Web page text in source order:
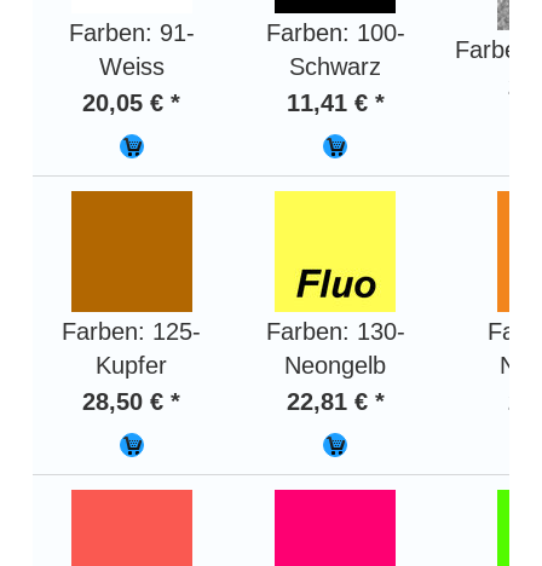
Farben: 91-
Weiss
20,05 € *
Farben: 100-
Schwarz
11,41 € *
Farben: 125-
Kupfer
28,50 € *
Farben: 130-
Neongelb
22,81 € *